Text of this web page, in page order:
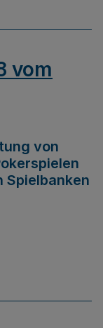
vom
von
Spielbanken